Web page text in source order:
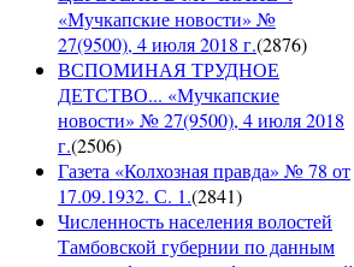
«Мучкапские новости» №
27(9500), 4 июля 2018 г.(2876)
ВСПОМИНАЯ ТРУДНОЕ
ДЕТСТВО... «Мучкапские
новости» № 27(9500), 4 июля 2018
г.(2506)
Газета «Колхозная правда» № 78 от
17.09.1932. С. 1.(2841)
Численность населения волостей
Тамбовской губернии по данным